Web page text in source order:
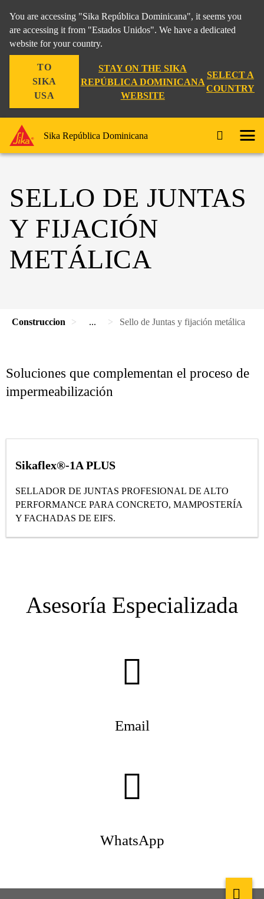
You are accessing "Sika República Dominicana", it seems you
are accessing it from "Estados Unidos". We have a dedicated
website for your country.
TO
SIKA
USA
STAY ON THE SIKA
REPÚBLICA DOMINICANA
WEBSITE
SELECT A
COUNTRY
Sika República Dominicana
SELLO DE JUNTAS
Y FIJACIÓN
METÁLICA
Construccion ... Sello de Juntas y fijación metálica
Soluciones que complementan el proceso de
impermeabilización
Sikaflex®-1A PLUS
SELLADOR DE JUNTAS PROFESIONAL DE ALTO
PERFORMANCE PARA CONCRETO, MAMPOSTERÍA
Y FACHADAS DE EIFS.
Asesoría Especializada
Email
WhatsApp